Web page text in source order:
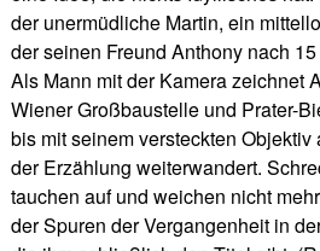
der unermüdliche Martin, ein
der seinen Freund Anthony nach
Als Mann mit der Kamera zeichnet
Wiener Großbaustelle und Prater-
bis mit seinem versteckten
der Erzählung weiterwandert.
tauchen auf und weichen nicht
der Spuren der Vergangenheit in